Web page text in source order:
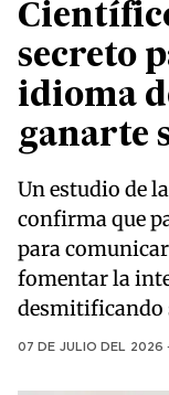
secreto
idioma
ganarte
Un estudio de
confirma que
para
fomentar la
desmitificando
07 DE JULIO DEL 2026 ·